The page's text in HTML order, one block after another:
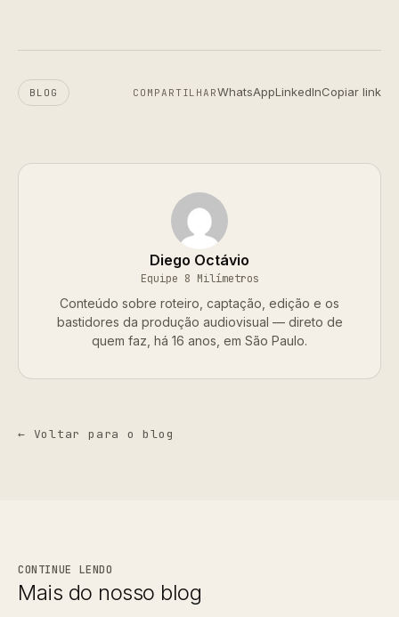
BLOG COMPARTILHARWhatsAppLinkedInCopiar link
Diego Octávio
Equipe 8 Milímetros
Conteúdo sobre roteiro, captação, edição e os
bastidores da produção audiovisual — direto de
quem faz, há 16 anos, em São Paulo.
← Voltar para o blog
CONTINUE LENDO
Mais do nosso blog